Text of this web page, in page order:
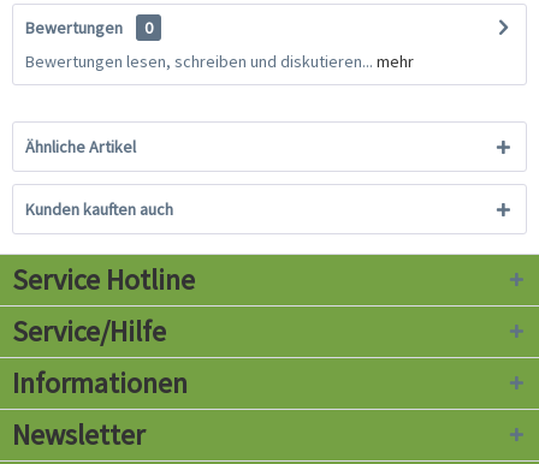
Bewertungen
0
Bewertungen lesen, schreiben und diskutieren... mehr
Ähnliche Artikel
Kunden kauften auch
Service Hotline
Service/Hilfe
Informationen
Newsletter